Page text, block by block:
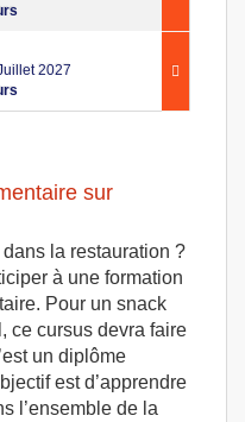
2027
sur
la restauration ?
à une formation
Pour un snack
ce cursus devra faire
un diplôme
est d’apprendre
l’ensemble de la